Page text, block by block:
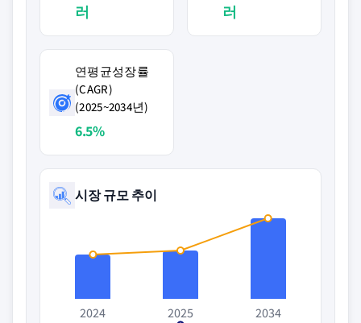
러
러
연평균성장률
(CAGR)
(2025~2034년)
6.5%
시장 규모 추이
2024
2025
2034